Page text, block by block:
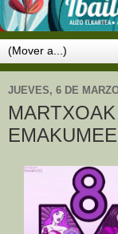
JUEVES, 6 DE